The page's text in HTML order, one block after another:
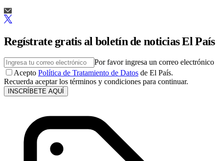
Regístrate gratis al boletín de noticias El País
Por favor ingresa un correo electrónico
Acepto Política de Tratamiento de Datos de El País.
Recuerda aceptar los términos y condiciones para continuar.
INSCRÍBETE AQUÍ